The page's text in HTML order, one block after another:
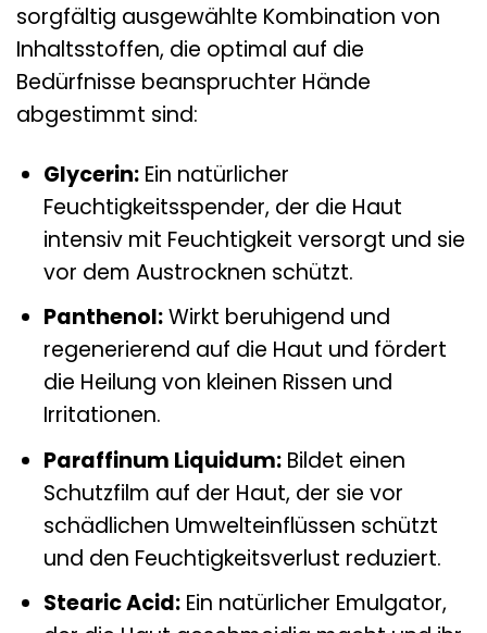
sorgfältig ausgewählte Kombination von
Inhaltsstoffen, die optimal auf die
Bedürfnisse beanspruchter Hände
abgestimmt sind:
Glycerin:Ein natürlicher
Feuchtigkeitsspender, der die Haut
intensiv mit Feuchtigkeit versorgt und sie
vor dem Austrocknen schützt.
Panthenol:Wirkt beruhigend und
regenerierend auf die Haut und fördert
die Heilung von kleinen Rissen und
Irritationen.
Paraffinum Liquidum:Bildet einen
Schutzfilm auf der Haut, der sie vor
schädlichen Umwelteinflüssen schützt
und den Feuchtigkeitsverlust reduziert.
Stearic Acid:Ein natürlicher Emulgator,